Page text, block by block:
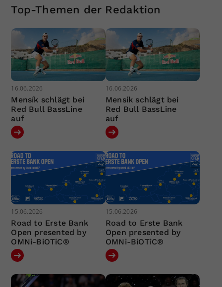
Top-Themen der Redaktion
16.06.2026
Mensík schlägt bei
Red Bull BassLine
auf
16.06.2026
Mensík schlägt bei
Red Bull BassLine
auf
15.06.2026
Road to Erste Bank
Open presented by
OMNi-BiOTiC®
15.06.2026
Road to Erste Bank
Open presented by
OMNi-BiOTiC®